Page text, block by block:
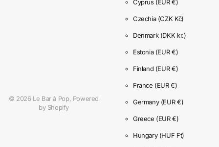
© 2026 Le Bar à Pop, Powered
by Shopify
Cyprus (EUR €)
Czechia (CZK Kč)
Denmark (DKK kr.)
Estonia (EUR €)
Finland (EUR €)
France (EUR €)
Germany (EUR €)
Greece (EUR €)
Hungary (HUF Ft)